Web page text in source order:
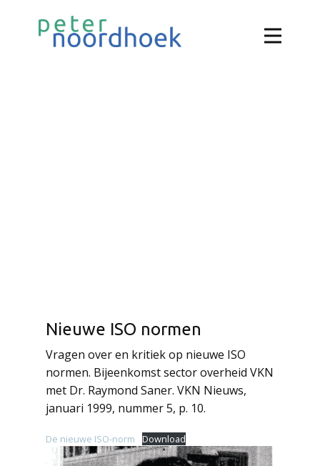
Nieuwe ISO normen
Vragen over en kritiek op nieuwe ISO
normen. Bijeenkomst sector overheid VKN
met Dr. Raymond Saner. VKN Nieuws,
januari 1999, nummer 5, p. 10.
De nieuwe ISO-norm Download